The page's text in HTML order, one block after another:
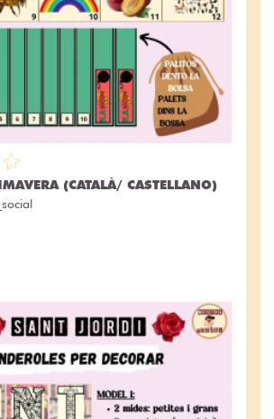
(CATALÀ/ CASTELLANO)